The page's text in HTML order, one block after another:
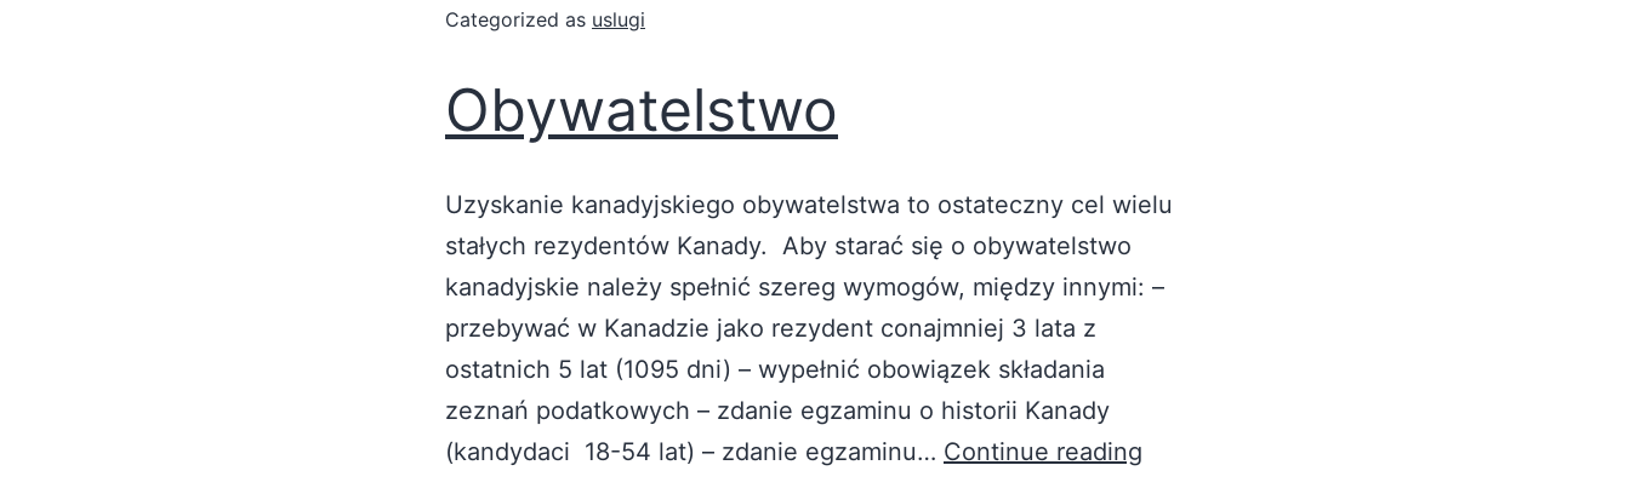
Categorized as uslugi
Obywatelstwo
Uzyskanie kanadyjskiego obywatelstwa to ostateczny cel wielu
stałych rezydentów Kanady. Aby starać się o obywatelstwo
kanadyjskie należy spełnić szereg wymogów, między innymi: –
przebywać w Kanadzie jako rezydent conajmniej 3 lata z
ostatnich 5 lat (1095 dni) – wypełnić obowiązek składania
zeznań podatkowych – zdanie egzaminu o historii Kanady
(kandydaci 18-54 lat) – zdanie egzaminu… Continue reading